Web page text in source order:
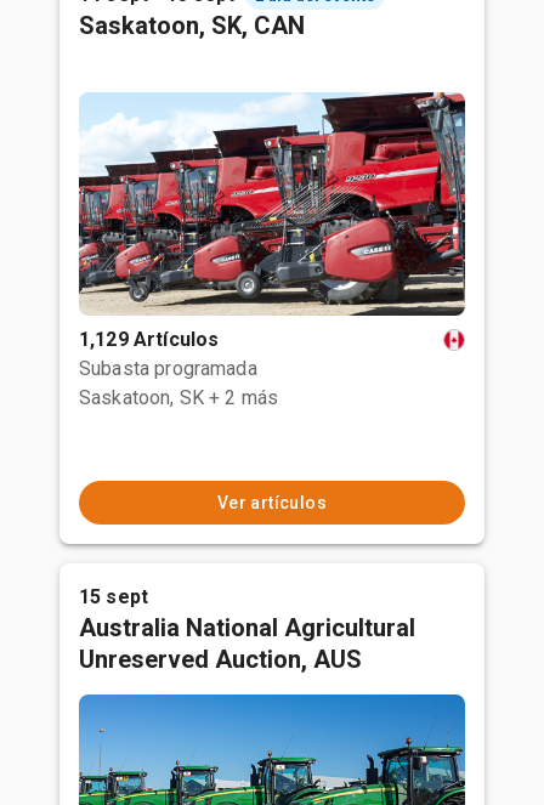
Saskatoon, SK, CAN
1,129 Artículos
Subasta programada
Saskatoon, SK + 2 más
Ver artículos
15 sept
Australia National Agricultural
Unreserved Auction, AUS